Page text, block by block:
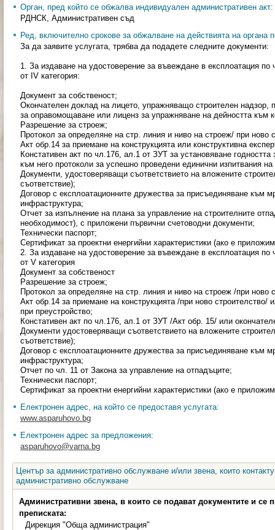
Орган, пред който се обжалва индивидуален административен акт:
РДНСК, Административен съд
Ред, включително срокове за обжалване на действията на органа
За да заявите услугата, трябва да подадете следните документи:
1. За издаване на удостоверение за въвеждане в експлоатация
от IV категория:
Документ за собственост;
Окончателен доклад на лицето, упражняващо строителен надзор,
за оправомощаване или лиценз за упражняване на дейността към
Разрешение за строеж;
Протокол за определяне на стр. линия и ниво на строеж/ при ново
Акт обр.14 за приемане на конструкцията или конструктивна
Констативен акт по чл.176, ал.1 от ЗУТ за установяване
към него протоколи за успешно проведени единични изпитвания
Документи, удостоверяващи съответствието на вложените
съответствие);
Договор с експлоатационните дружества за присъединяване към
инфраструктура;
Отчет за изпълнение на плана за управление на строителните
необходимост), с приложени първични счетоводни документи;
Технически паспорт;
Сертификат за проектни енергийни характеристики (ако е
2. За издаване на удостоверение за въвеждане в експлоатация
от V категория
Документ за собственост
Разрешение за строеж;
Протокол за определяне на стр. линия и ниво на строеж /при ново
Акт обр.14 за приемане на конструкцията /при ново строителство/
при преустройство;
Констативен акт по чл.176, ал.1 от ЗУТ /Акт обр. 15/ или
Документи удостоверяващи съответствието на вложените
съответствие);
Договор с експлоатационните дружества за присъединяване към
инфраструктура;
Отчет по чл. 11 от Закона за управление на отпадъците;
Технически паспорт;
Сертификат за проектни енергийни характеристики (ако е
Електронен адрес, на който се предоставя услугата:
www.asparuhovo.bg
Електронен адрес за предложения:
asparuhovo@varna.bg
Център за административно обслужване и/или звена, които
административно обслужване
Административни звена, в които се подават документите и се
преписката:
Дирекция "Обща администрация"